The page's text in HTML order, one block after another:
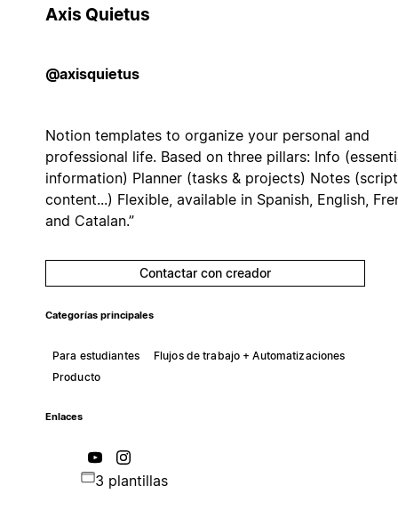
Axis Quietus
@axisquietus
Notion templates to organize your personal and
professional life. Based on three pillars: Info
information) Planner (tasks & projects) Notes
content...) Flexible, available in Spanish, English,
and Catalan.”
Contactar con creador
Categorías principales
Para estudiantes
Flujos de trabajo + Automatizaciones
Producto
Enlaces
3 plantillas